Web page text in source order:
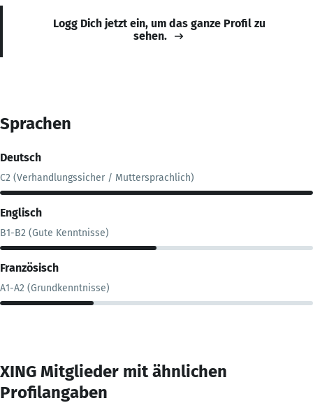
Logg Dich jetzt ein, um das ganze Profil zu
sehen.
Sprachen
Deutsch
C2 (Verhandlungssicher / Muttersprachlich)
Englisch
B1-B2 (Gute Kenntnisse)
Französisch
A1-A2 (Grundkenntnisse)
XING Mitglieder mit ähnlichen
Profilangaben